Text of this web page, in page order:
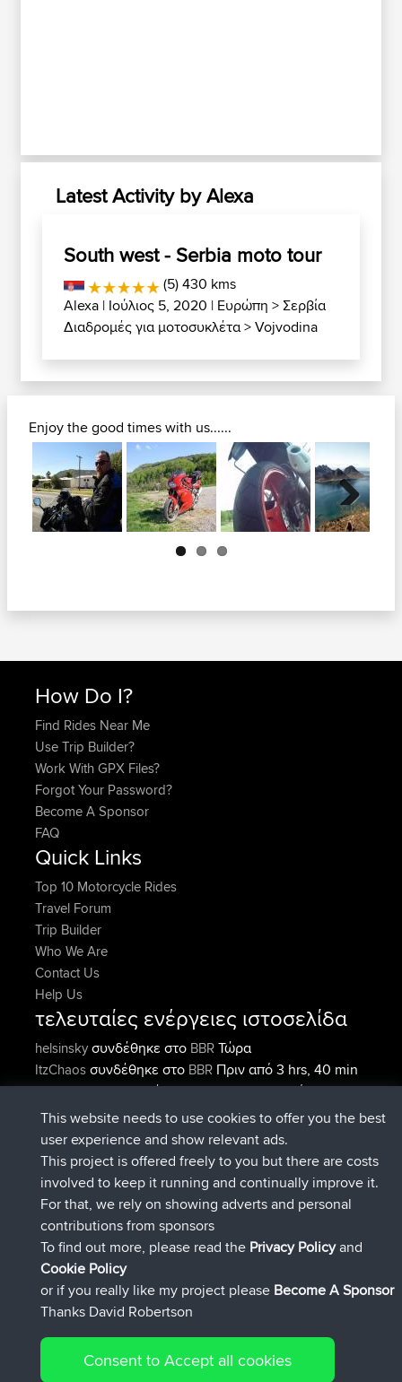
Latest Activity by Alexa
South west - Serbia moto tour
(5) 430 kms
Alexa | Ιούλιος 5, 2020 | Ευρώπη >Σερβία
Διαδρομές για μοτοσυκλέτα>Vojvodina
Enjoy the good times with us......
Next
How Do I?
Find Rides Near Me
Use Trip Builder?
Work With GPX Files?
Forgot Your Password?
Become A Sponsor
FAQ
Quick Links
Top 10 Motorcycle Rides
Travel Forum
Trip Builder
Who We Are
Contact Us
Help Us
τελευταίες ενέργειες ιστοσελίδα
helsinskyσυνδέθηκε στο BBRΤώρα
ItzChaosσυνδέθηκε στο BBR Πριν από 3 hrs, 40 min
denerocharlesσυνδέθηκε στοBBRΠριν από 12 hrs,
40 min
TheMagusσυνδέθηκε στοBBRΠριν από 12 hrs, 45
min
popovazariσυνδέθηκε στοBBRΠριν από 12 hrs, 50
min
DeadOutsideσυνδέθηκε στο
min
Connect
This website needs to use cookies to offer you the best
user experience and show relevant ads.
This project is offered freely to you but there are costs
involved to keep it running and continually improve it.
For that, we rely on showing adverts and personal
contributions from sponsors
To find out more, please read the Privacy Policyand
Cookie Policy
or if you really like my project please Become A Sponsor
Thanks David Robertson
Consent to Accept all cookies